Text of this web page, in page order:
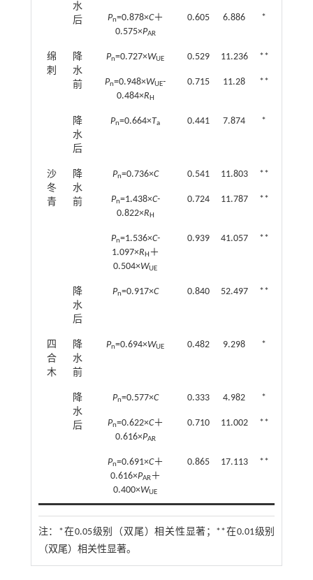
水
后
Pn=0.878×C＋
0.575×PAR
0.605 6.886 *
绵
刺
降
水
前
Pn=0.727×WUE 0.529 11.236 **
Pn=0.948×WUE-
0.484×RH
0.715 11.28 **
降
水
后
Pn=0.664×Ta 0.441 7.874 *
沙
冬
青
降
水
前
Pn=0.736×C 0.541 11.803 **
Pn=1.438×C-
0.822×RH
0.724 11.787 **
Pn=1.536×C-
1.097×RH ＋
0.504×WUE
0.939 41.057 **
降
水
后
Pn=0.917×C 0.840 52.497 **
四
合
木
降
水
前
Pn=0.694×WUE 0.482 9.298 *
降
水
后
Pn=0.577×C 0.333 4.982 *
Pn=0.622×C＋
0.616×PAR
0.710 11.002 **
Pn=0.691×C＋
0.616×PAR＋
0.400×WUE
0.865 17.113 **
注： *在0.05级别（双尾）相关性显著；**在0.01级别
（双尾）相关性显著。